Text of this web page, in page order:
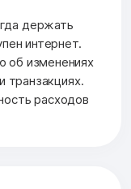
держать
интернет.
об изменениях
транзакциях.
расходов